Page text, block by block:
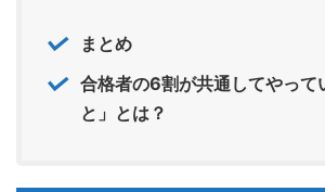
まとめ
合格者の6割が共通してやって
と」とは？